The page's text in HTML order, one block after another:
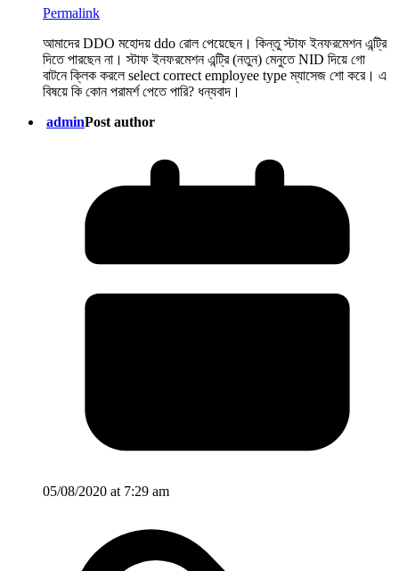
Permalink
আমাদের DDO মহোদয় ddo রোল পেয়েছেন। কিন্তু স্টাফ ইনফরমেশন এন্ট্রি
দিতে পারছেন না। স্টাফ ইনফরমেশন এন্ট্রি (নতুন) মেনুতে NID দিয়ে গো
বাটনে ক্লিক করলে select correct employee type ম্যাসেজ শো করে। এ
বিষয়ে কি কোন পরামর্শ পেতে পারি? ধন্যবাদ।
adminPost author
05/08/2020 at 7:29 am